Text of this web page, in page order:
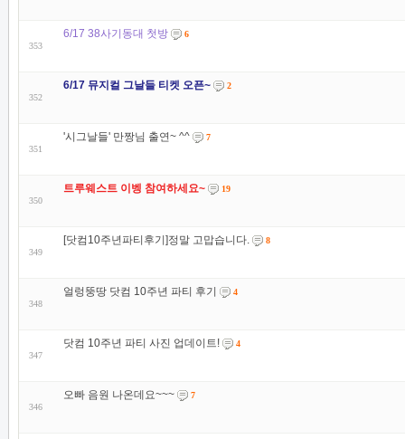
353
6/17 38사기동대 첫방 6
352
6/17 뮤지컬 그날들 티켓 오픈~ 2
351
'시그날들' 만짱님 출연~ ^^ 7
350
트루웨스트 이벵 참여하세요~ 19
349
[닷컴10주년파티후기]정말 고맙습니다. 8
348
얼렁뚱땅 닷컴 10주년 파티 후기 4
347
닷컴 10주년 파티 사진 업데이트! 4
346
오빠 음원 나온데요~~~ 7